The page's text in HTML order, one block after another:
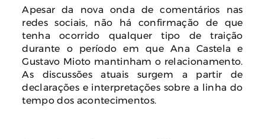
Apesar da nova onda de comentários nas
redes sociais, não há confirmação de que
tenha ocorrido qualquer tipo de traição
durante o período em que Ana Castela e
Gustavo Mioto mantinham o relacionamento.
As discussões atuais surgem a partir de
declarações e interpretações sobre a linha do
tempo dos acontecimentos.